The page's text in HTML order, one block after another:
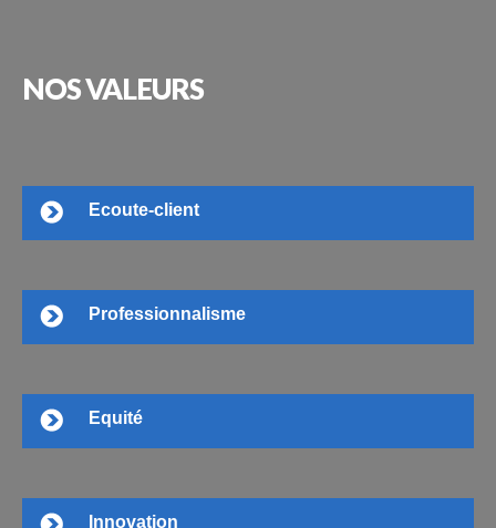
NOSVALEURS
Ecoute-client
Professionnalisme
Equité
Innovation